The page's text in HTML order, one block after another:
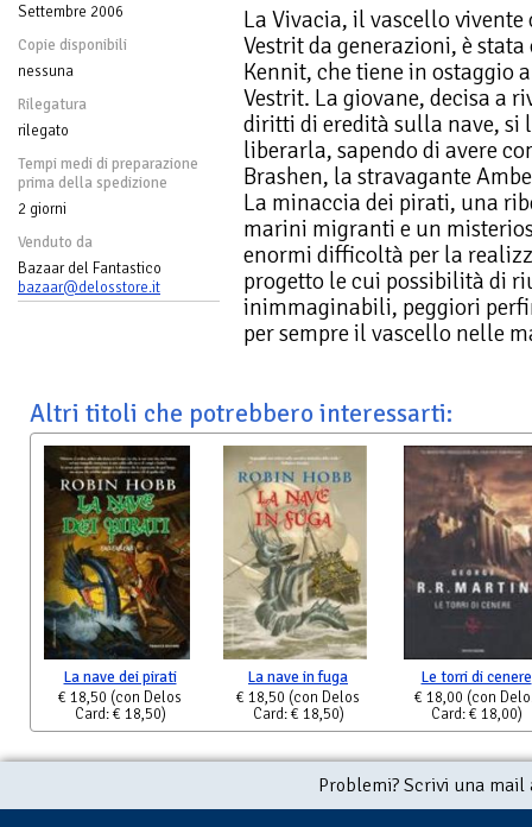
Settembre 2006
Copie disponibili
nessuna
Rilegatura
rilegato
Tempi medi di preparazione
prima della spedizione
2 giorni
Venduto da
Bazaar del Fantastico
bazaar@delosstore.it
La Vivacia, il vascello
Vestrit da generazioni, è
Kennit, che tiene in ostaggio
Vestrit. La giovane, decisa a
diritti di eredità sulla nave, si
liberarla, sapendo di avere
Brashen, la stravagante
La minaccia dei pirati, una
marini migranti e un
enormi difficoltà per la
progetto le cui possibilità di
inimmaginabili, peggiori
per sempre il vascello nelle
Altri titoli che potrebbero interessarti:
La nave dei pirati
€ 18,50 (con Delos
Card: € 18,50)
La nave in fuga
€ 18,50 (con Delos
Card: € 18,50)
Le torri di cenere
€ 18,00 (con
Card: € 18,00)
Problemi? Scrivi una